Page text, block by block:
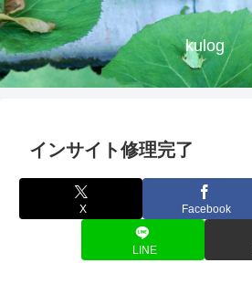
kulog
インサイト修理完了
X Facebook
LINE